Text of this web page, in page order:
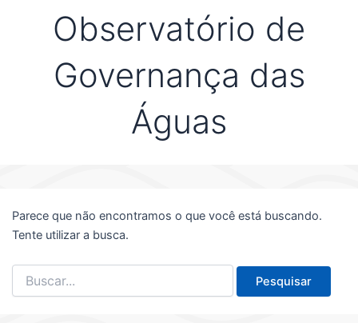
Observatório de
Governança das
Águas
Parece que não encontramos o que você está buscando.
Tente utilizar a busca.
Pesquisar
por: